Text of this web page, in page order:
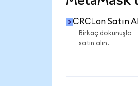
CRCLon Satın Al
Birkaç dokunuşla
satın alın.